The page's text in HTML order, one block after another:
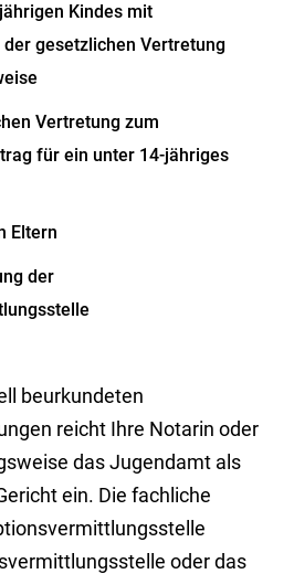
Kindes mit
gesetzlichen Vertretung
Vertretung zum
für ein unter 14-jähriges
Eltern
der
beurkundeten
reicht Ihre Notarin oder
das Jugendamt als
ein. Die fachliche
oder das